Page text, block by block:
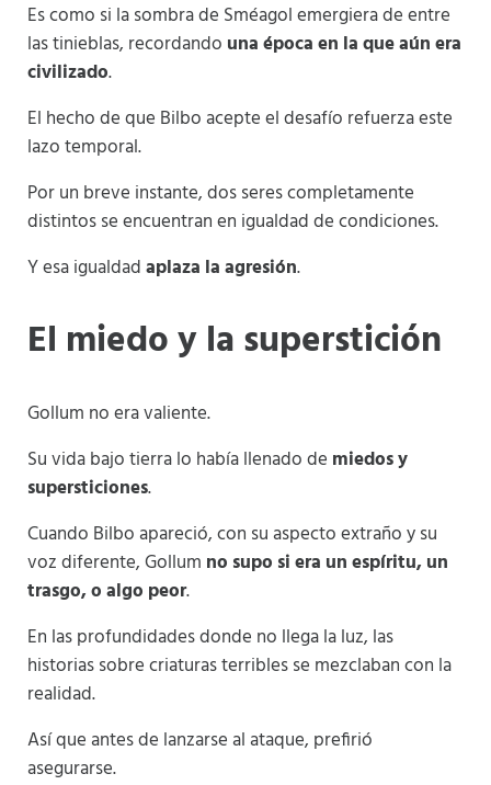
Es como si la sombra de Sméagol emergiera de entre
las tinieblas, recordando una época en la que aún era
civilizado.
El hecho de que Bilbo acepte el desafío refuerza este
lazo temporal.
Por un breve instante, dos seres completamente
distintos se encuentran en igualdad de condiciones.
Y esa igualdadaplaza la agresión.
El miedo y la superstición
Gollum no era valiente.
Su vida bajo tierra lo había llenado de miedos y
supersticiones.
Cuando Bilbo apareció, con su aspecto extraño y su
voz diferente, Gollum no supo si era un espíritu, un
trasgo, o algo peor.
En las profundidades donde no llega la luz, las
historias sobre criaturas terribles se mezclaban con la
realidad.
Así que antes de lanzarse al ataque, prefirió
asegurarse.